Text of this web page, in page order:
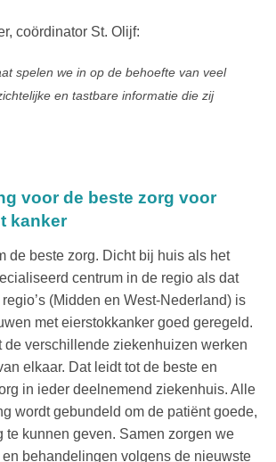
coördinator St. Olijf:
spelen we in op de behoefte van veel
en tastbare informatie die zij
voor de beste zorg voor
kanker
de beste zorg. Dicht bij huis als het
centrum in de regio als dat
(Midden en West-Nederland) is
met eierstokkanker goed geregeld.
de verschillende ziekenhuizen werken
elkaar. Dat leidt tot de beste en
in ieder deelnemend ziekenhuis. Alle
wordt gebundeld om de patiënt goede,
te kunnen geven. Samen zorgen we
behandelingen volgens de nieuwste